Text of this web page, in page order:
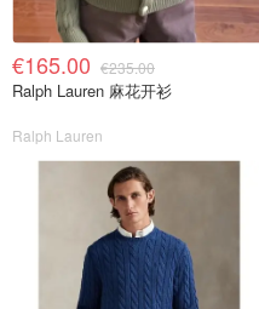
€165.00 €235.00
Ralph Lauren 麻花开衫
Ralph Lauren